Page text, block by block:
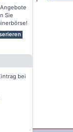
Sie
bei